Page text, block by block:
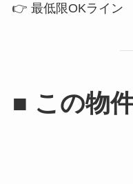
👉 最低限OKライン
■ この物